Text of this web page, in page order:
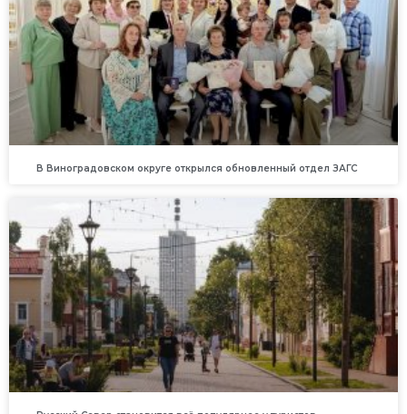
В Виноградовском округе открылся обновленный отдел ЗАГС